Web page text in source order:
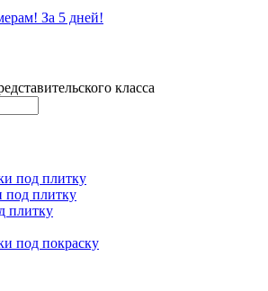
За 5 дней!
класса
под плитку
под плитку
плитку
под покраску